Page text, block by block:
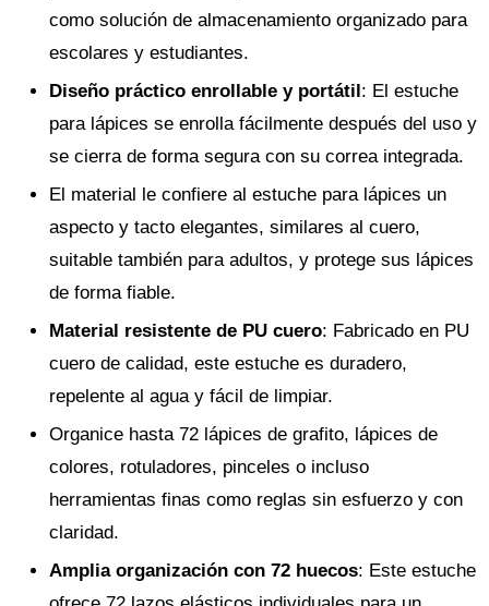
como solución de almacenamiento organizado para
escolares y estudiantes.
Diseño práctico enrollable y portátil : El estuche
para lápices se enrolla fácilmente después del uso y
se cierra de forma segura con su correa integrada.
El material le confiere al estuche para lápices un
aspecto y tacto elegantes, similares al cuero,
suitable también para adultos, y protege sus lápices
de forma fiable.
Material resistente de PU cuero: Fabricado en PU
cuero de calidad, este estuche es duradero,
repelente al agua y fácil de limpiar.
Organice hasta 72 lápices de grafito, lápices de
colores, rotuladores, pinceles o incluso
herramientas finas como reglas sin esfuerzo y con
claridad.
Amplia organización con 72 huecos: Este estuche